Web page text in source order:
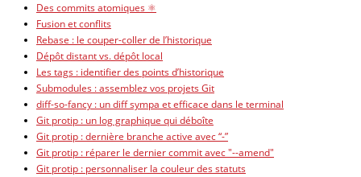
Des commits atomiques ⚛️
Fusion et conflits
Rebase : le couper-coller de l’historique
Dépôt distant vs. dépôt local
Les tags : identifier des points d’historique
Submodules : assemblez vos projets Git
diff-so-fancy : un diff sympa et efficace dans le terminal
Git protip : un log graphique qui déboîte
Git protip : dernière branche active avec “-”
Git protip : réparer le dernier commit avec "--amend"
Git protip : personnaliser la couleur des statuts